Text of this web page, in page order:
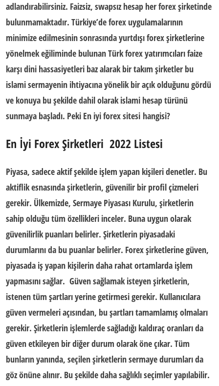
adlandırabilirsiniz. Faizsiz, swapsız hesap her forex şirketinde
bulunmamaktadır. Türkiye’de forex uygulamalarının
minimize edilmesinin sonrasındayurtdışı forex şirketlerine
yönelmek eğiliminde bulunanTürk forex yatırımcılarıfaize
karşı dini hassasiyetleri baz alarak bir takım şirketler bu
islami sermayenin ihtiyacına yönelik bir açık olduğunu gördü
ve konuya bu şekilde dahil olarak islami hesap türünü
sunmaya başladı. Peki En iyi forex sitesi hangisi?
En İyi Forex Şirketleri 2022 Listesi
Piyasa, sadece aktif şekilde işlem yapan kişileri denetler. Bu
aktiflik esnasında şirketlerin, güvenilir bir profil çizmeleri
gerekir. Ülkemizde, Sermaye Piyasası Kurulu, şirketlerin
sahip olduğu tüm özellikleri inceler. Buna uygun olarak
güvenilirlik puanları belirler. Şirketlerin piyasadaki
durumlarını da bu puanlar belirler. Forex şirketlerine güven,
piyasada iş yapan kişilerin daha rahat ortamlarda işlem
yapmasını sağlar. Güven sağlamak isteyen şirketlerin,
istenen tüm şartları yerine getirmesi gerekir. Kullanıcılara
güven vermeleri açısından, bu şartları tamamlamış olmaları
gerekir. Şirketlerin işlemlerde sağladığı kaldıraç oranları da
güven etkileyen bir diğer durum olarak öne çıkar. Tüm
bunların yanında, seçilen şirketlerin sermaye durumları da
göz önüne alınır. Bu şekilde daha sağlıklı seçimler yapılabilir.